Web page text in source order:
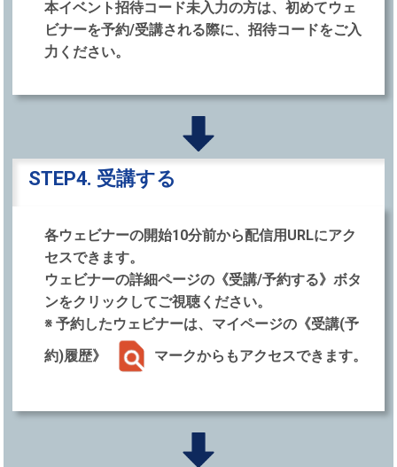
本イベント招待コード未⼊⼒の⽅は、初めてウェ
ビナーを予約/受講される際に、招待コードをご⼊
⼒ください。
STEP4. 受講する
各ウェビナーの開始10分前から配信⽤URLにアク
セスできます。
ウェビナーの詳細ページの《受講/予約する》ボタ
ンをクリックしてご視聴ください。
※ 予約したウェビナーは、マイページの《受講(予
約)履歴》
マークからもアクセスできます。